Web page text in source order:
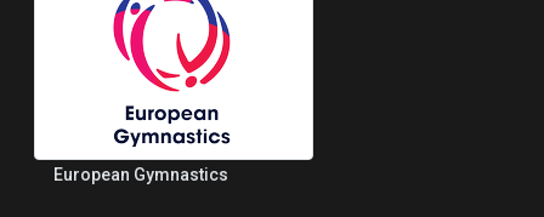
European Gymnastics